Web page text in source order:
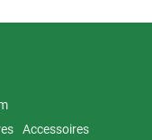
Accessoires